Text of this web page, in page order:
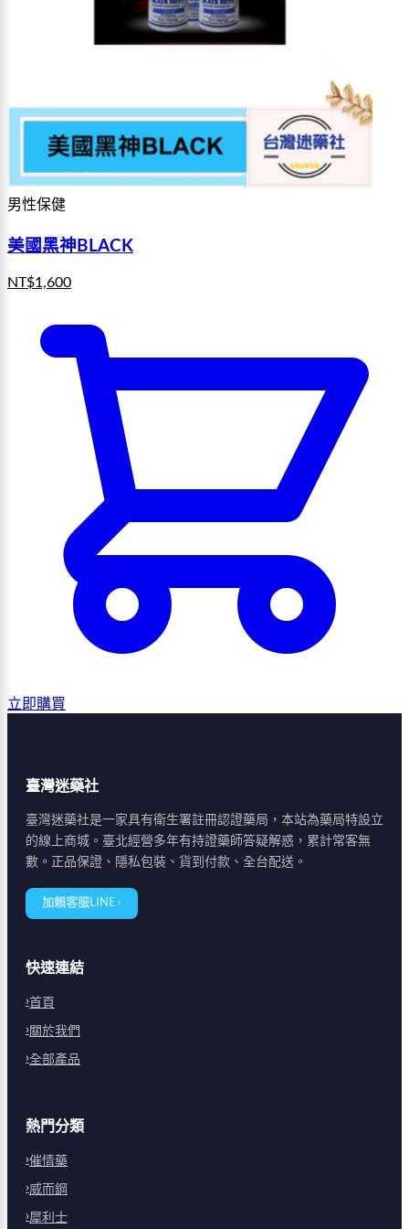
男性保健
美國黑神BLACK
NT$1,600
立即購買
臺灣迷藥社
臺灣迷藥社是一家具有衛生署註冊認證藥局，本站為藥局特設立
的線上商城。臺北經營多年有持證藥師答疑解惑，累計常客無
數。正品保證、隱私包裝、貨到付款、全台配送。
加賴客服LINE ›
快速連結
首頁
關於我們
全部產品
熱門分類
催情藥
威而鋼
犀利士